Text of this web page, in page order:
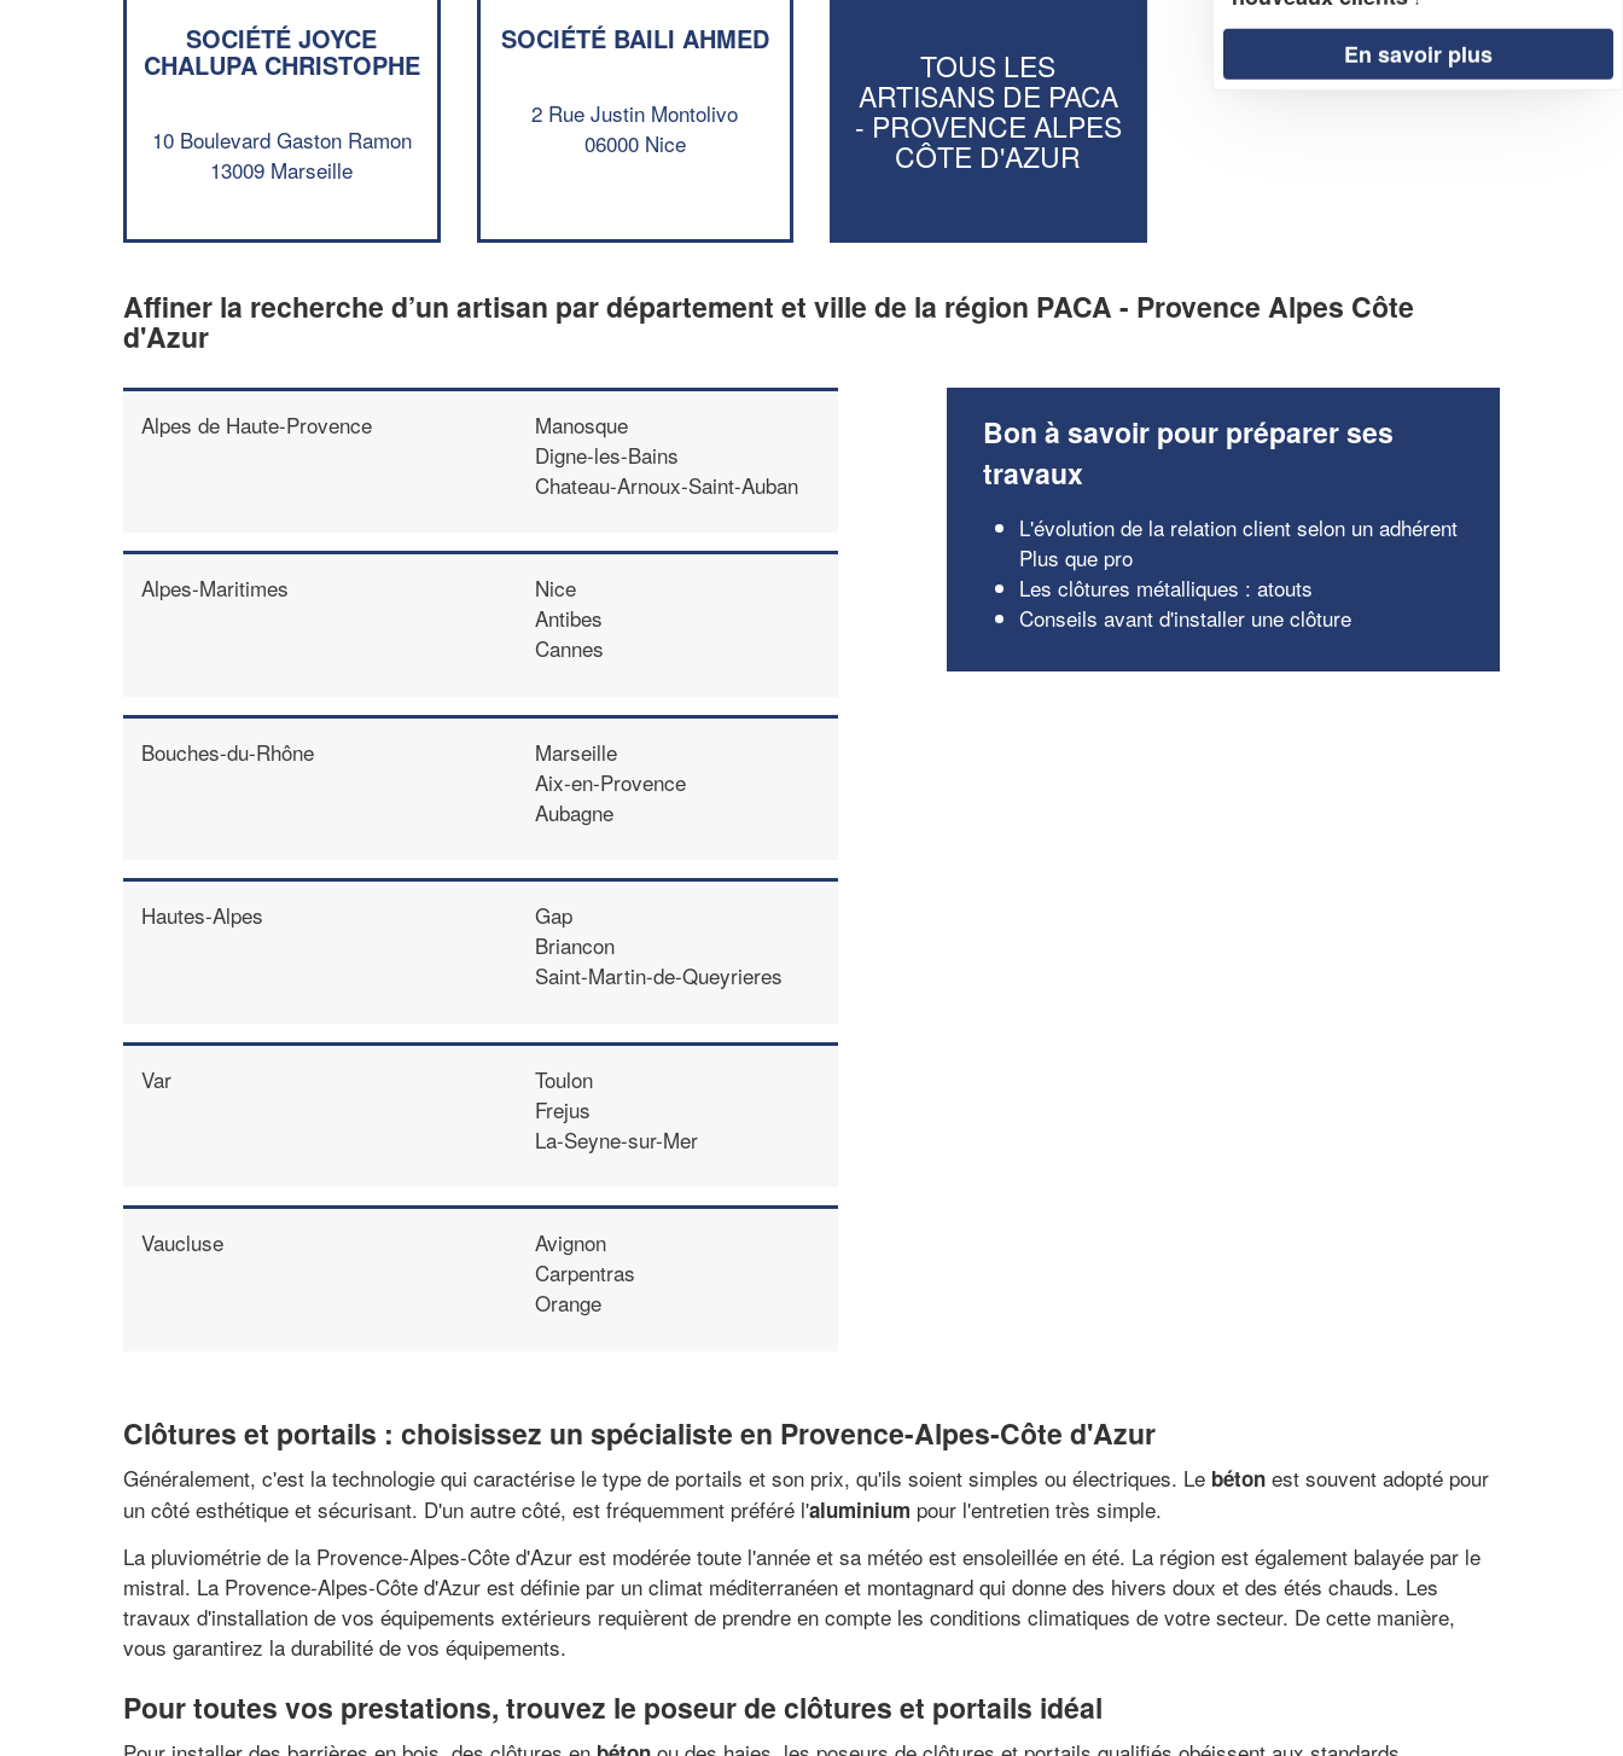
SOCIÉTÉ JOYCE
CHALUPA CHRISTOPHE
10 Boulevard Gaston Ramon
13009 Marseille
SOCIÉTÉ BAILI AHMED
2 Rue Justin Montolivo
06000 Nice
TOUS LES
ARTISANS DE PACA
- PROVENCE ALPES
CÔTE D'AZUR
Affiner la recherche d’un artisan par département et ville de la région PACA - Provence Alpes Côte
d'Azur
Alpes de Haute-Provence
Manosque
Digne-les-Bains
Chateau-Arnoux-Saint-Auban
Alpes-Maritimes
Nice
Antibes
Cannes
Bouches-du-Rhône
Marseille
Aix-en-Provence
Aubagne
Hautes-Alpes
Gap
Briancon
Saint-Martin-de-Queyrieres
Var
Toulon
Frejus
La-Seyne-sur-Mer
Vaucluse
Avignon
Carpentras
Orange
Bon à savoir pour préparer ses
travaux
L'évolution de la relation client selon un adhérent
Plus que pro
Les clôtures métalliques : atouts
Conseils avant d'installer une clôture
Clôtures et portails : choisissez un spécialiste en Provence-Alpes-Côte d'Azur
Généralement, c'est la technologie qui caractérise le type de portails et son prix, qu'ils soient simples ou électriques. Le béton est souvent adopté pour
un côté esthétique et sécurisant. D'un autre côté, est fréquemment préféré l'aluminium pour l'entretien très simple.
La pluviométrie de la Provence-Alpes-Côte d'Azur est modérée toute l'année et sa météo est ensoleillée en été. La région est également balayée par le
mistral. La Provence-Alpes-Côte d'Azur est définie par un climat méditerranéen et montagnard qui donne des hivers doux et des étés chauds. Les
travaux d'installation de vos équipements extérieurs requièrent de prendre en compte les conditions climatiques de votre secteur. De cette manière,
vous garantirez la durabilité de vos équipements.
Pour toutes vos prestations, trouvez le poseur de clôtures et portails idéal
En savoir plus